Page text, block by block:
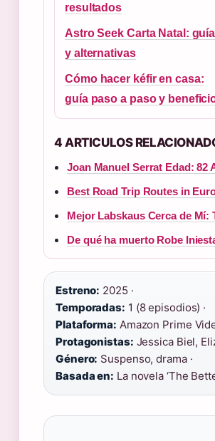
resultados
Astro Seek Carta Natal: guía
y alternativas
Cómo hacer kéfir en casa:
guía paso a paso y
4 ARTICULOS
Joan Manuel Serrat Edad: 82
Best Road Trip Routes in
Mejor Labskaus Cerca de Mí:
De qué ha muerto Robe
Estreno: 2025 ·
Temporadas: 1 (8 episodios) ·
Plataforma: Amazon Prime
Protagonistas: Jessica Biel,
Género: Suspenso, drama ·
Basada en: La novela ‘The